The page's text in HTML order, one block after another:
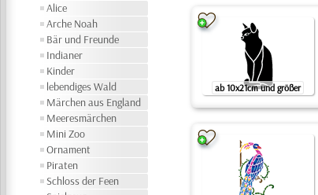
Alice
Arche Noah
Bär und Freunde
Indianer
Kinder
lebendiges Wald
Märchen aus England
Meeresmärchen
Mini Zoo
Ornament
Piraten
Schloss der Feen
ab 10x21cm und größer